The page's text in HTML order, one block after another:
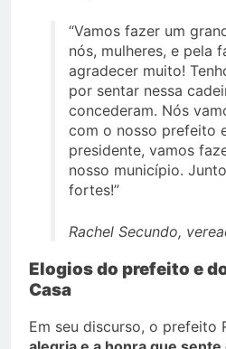
“Vamos fazer um
nós, mulheres, e pela
agradecer muito!
por sentar nessa
concederam. Nós
com o nosso prefeito
presidente, vamos
nosso município.
fortes!”
Rachel Secundo,
Elogios do prefeito e
Casa
Em seu discurso, o prefeito